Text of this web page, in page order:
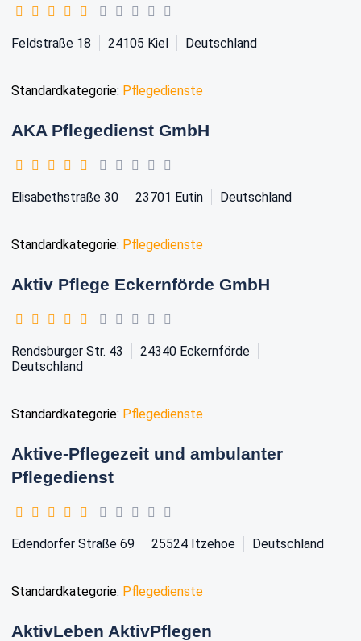
Feldstraße 18 24105 Kiel Deutschland
Standardkategorie: Pflegedienste
AKA Pflegedienst GmbH
Elisabethstraße 30 23701 Eutin Deutschland
Standardkategorie: Pflegedienste
Aktiv Pflege Eckernförde GmbH
Rendsburger Str. 43 24340 Eckernförde
Deutschland
Standardkategorie: Pflegedienste
Aktive-Pflegezeit und ambulanter
Pflegedienst
Edendorfer Straße 69 25524 Itzehoe Deutschland
Standardkategorie: Pflegedienste
AktivLeben AktivPflegen